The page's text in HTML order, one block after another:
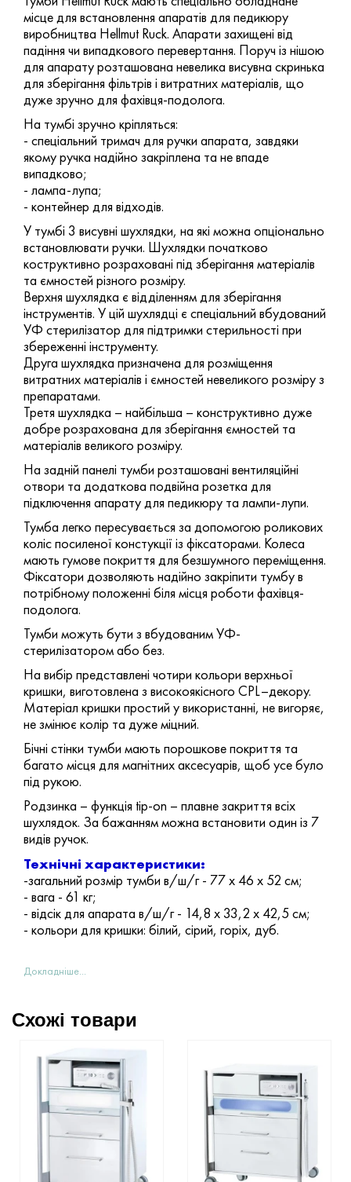
місце для встановлення апаратів для педикюру
виробництва Hellmut Ruck. Апарати захищені від
падіння чи випадкового перевертання. Поруч із нішою
для апарату розташована невелика висувна скринька
для зберігання фільтрів і витратних матеріалів, що
дуже зручно для фахівця-подолога.
На тумбі зручно кріпляться:
- спеціальний тримач для ручки апарата, завдяки
якому ручка надійно закріплена та не впаде
випадково;
- лампа-лупа;
- контейнер для відходів.
У тумбі 3 висувні шухлядки, на які можна опціонально
встановлювати ручки. Шухлядки початково
коструктивно розраховані під зберігання матеріалів
та ємностей різного розміру.
Верхня шухлядка є відділенням для зберігання
інструментів. У цій шухлядці є спеціальний вбудований
УФ стерилізатор для підтримки стерильності при
збереженні інструменту.
Друга шухлядка призначена для розміщення
витратних матеріалів і ємностей невеликого розміру з
препаратами.
Третя шухлядка – найбільша – конструктивно дуже
добре розрахована для зберігання ємностей та
матеріалів великого розміру.
На задній панелі тумби розташовані вентиляційні
отвори та додаткова подвійна розетка для
підключення апарату для педикюру та лампи-лупи.
Тумба легко пересувається за допомогою роликових
коліс посиленої констукції із фіксаторами. Колеса
мають гумове покриття для безшумного переміщення.
Фіксатори дозволяють надійно закріпити тумбу в
потрібному положенні біля місця роботи фахівця-
подолога.
Тумби можуть бути з вбудованим УФ-
стерилізатором або без.
На вибір представлені чотири кольори верхньої
кришки, виготовлена з високоякісного CPL–декору.
Матеріал кришки простий у використанні, не вигоряє,
не змінює колір та дуже міцний.
Бічні стінки тумби мають порошкове покриття та
багато місця для магнітних аксесуарів, щоб усе було
під рукою.
Родзинка – функція tip-on – плавне закриття всіх
шухлядок. За бажанням можна встановити один із 7
видів ручок.
Технічні характеристики:
-загальний розмір тумби в/ш/г - 77 х 46 х 52 см;
- вага - 61 кг;
- відсік для апарата в/ш/г - 14,8 х 33,2 х 42,5 см;
- кольори для кришки: білий, сірий, горіх, дуб.
Докладніше...
Схожі товари